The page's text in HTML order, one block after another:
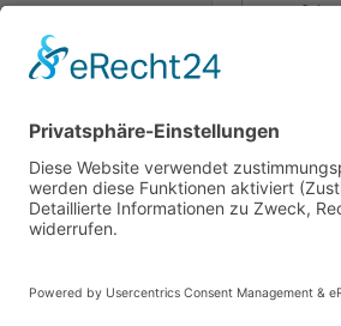
Kategorien
Autoren:Axel,
Diese Seite
Datenschutz